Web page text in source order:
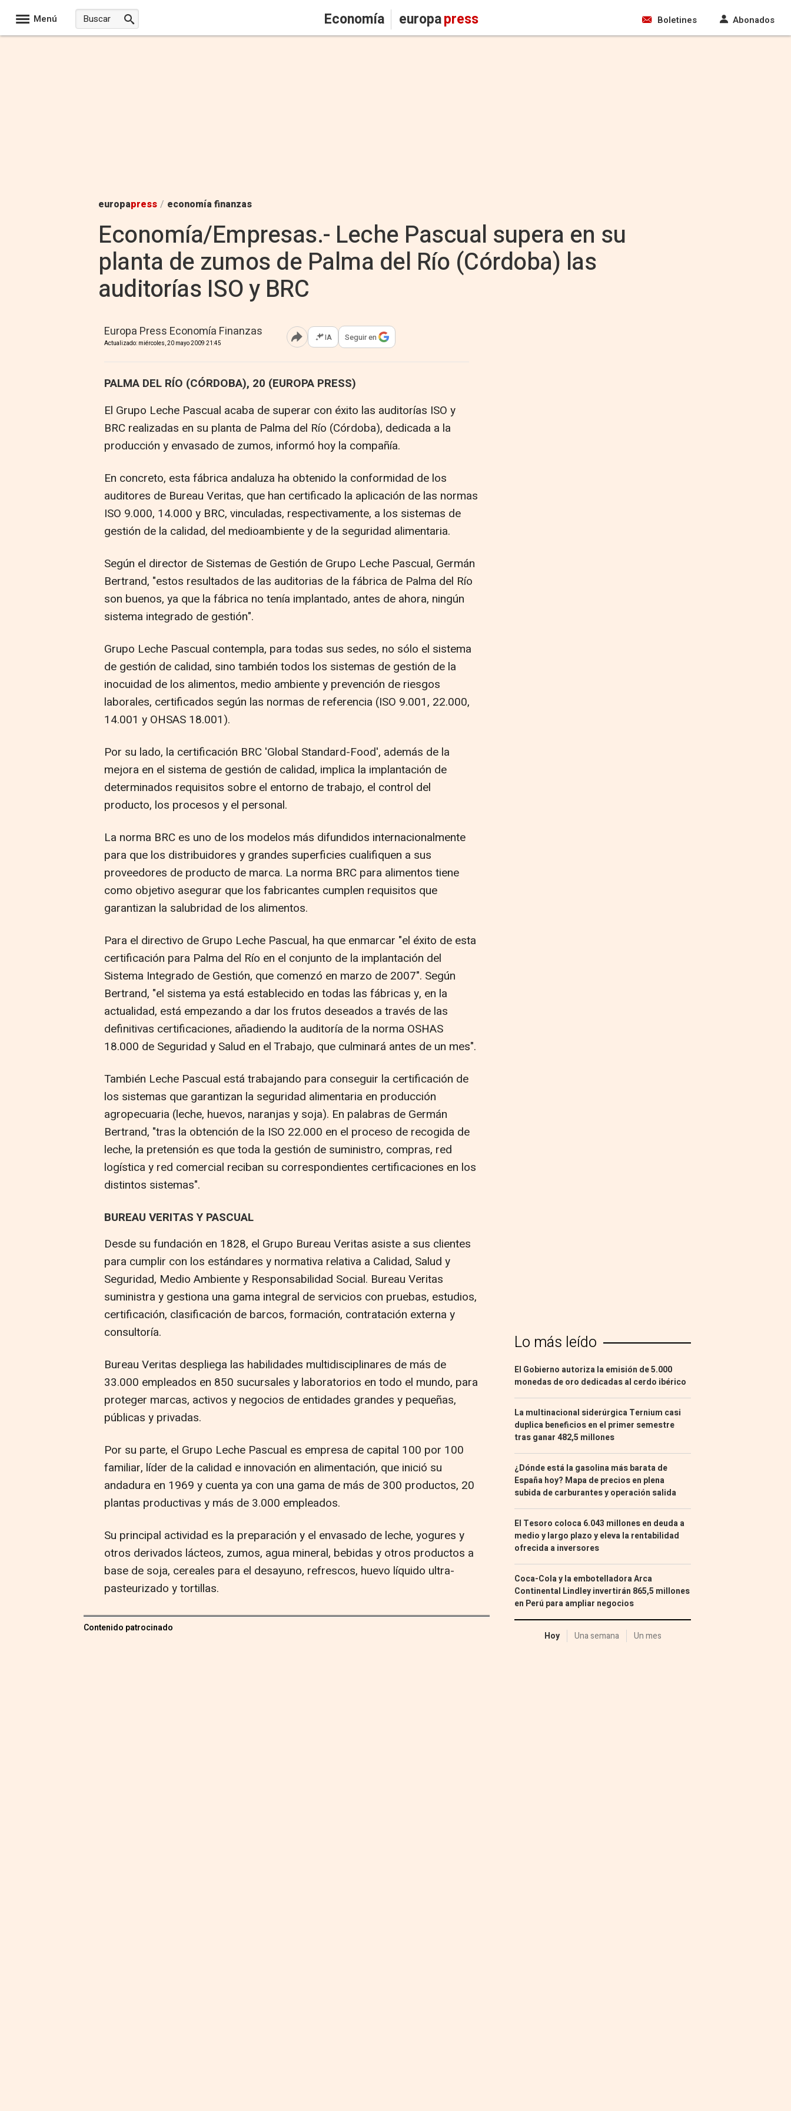
Menú Economía europapress Boletines Abonados
europapress / economía finanzas
Economía/Empresas.- Leche Pascual supera en su
planta de zumos de Palma del Río (Córdoba) las
auditorías ISO y BRC
Europa Press Economía Finanzas
Actualizado: miércoles, 20 mayo 2009 21:45 Abrir opciones para compartir
IA Seguir en
PALMA DEL RÍO (CÓRDOBA), 20 (EUROPA PRESS)
El Grupo Leche Pascual acaba de superar con éxito las auditorías ISO y
BRC realizadas en su planta de Palma del Río (Córdoba), dedicada a la
producción y envasado de zumos, informó hoy la compañía.
En concreto, esta fábrica andaluza ha obtenido la conformidad de los
auditores de Bureau Veritas, que han certificado la aplicación de las normas
ISO 9.000, 14.000 y BRC, vinculadas, respectivamente, a los sistemas de
gestión de la calidad, del medioambiente y de la seguridad alimentaria.
Según el director de Sistemas de Gestión de Grupo Leche Pascual, Germán
Bertrand, "estos resultados de las auditorias de la fábrica de Palma del Río
son buenos, ya que la fábrica no tenía implantado, antes de ahora, ningún
sistema integrado de gestión".
Grupo Leche Pascual contempla, para todas sus sedes, no sólo el sistema
de gestión de calidad, sino también todos los sistemas de gestión de la
inocuidad de los alimentos, medio ambiente y prevención de riesgos
laborales, certificados según las normas de referencia (ISO 9.001, 22.000,
14.001 y OHSAS 18.001).
Por su lado, la certificación BRC 'Global Standard-Food', además de la
mejora en el sistema de gestión de calidad, implica la implantación de
determinados requisitos sobre el entorno de trabajo, el control del
producto, los procesos y el personal.
La norma BRC es uno de los modelos más difundidos internacionalmente
para que los distribuidores y grandes superficies cualifiquen a sus
proveedores de producto de marca. La norma BRC para alimentos tiene
como objetivo asegurar que los fabricantes cumplen requisitos que
garantizan la salubridad de los alimentos.
Para el directivo de Grupo Leche Pascual, ha que enmarcar "el éxito de esta
certificación para Palma del Río en el conjunto de la implantación del
Sistema Integrado de Gestión, que comenzó en marzo de 2007". Según
Bertrand, "el sistema ya está establecido en todas las fábricas y, en la
actualidad, está empezando a dar los frutos deseados a través de las
definitivas certificaciones, añadiendo la auditoría de la norma OSHAS
18.000 de Seguridad y Salud en el Trabajo, que culminará antes de un mes".
También Leche Pascual está trabajando para conseguir la certificación de
los sistemas que garantizan la seguridad alimentaria en producción
agropecuaria (leche, huevos, naranjas y soja). En palabras de Germán
Bertrand, "tras la obtención de la ISO 22.000 en el proceso de recogida de
leche, la pretensión es que toda la gestión de suministro, compras, red
logística y red comercial reciban su correspondientes certificaciones en los
distintos sistemas".
BUREAU VERITAS Y PASCUAL
Desde su fundación en 1828, el Grupo Bureau Veritas asiste a sus clientes
para cumplir con los estándares y normativa relativa a Calidad, Salud y
Seguridad, Medio Ambiente y Responsabilidad Social. Bureau Veritas
suministra y gestiona una gama integral de servicios con pruebas, estudios,
certificación, clasificación de barcos, formación, contratación externa y
consultoría.
Bureau Veritas despliega las habilidades multidisciplinares de más de
33.000 empleados en 850 sucursales y laboratorios en todo el mundo, para
proteger marcas, activos y negocios de entidades grandes y pequeñas,
públicas y privadas.
Por su parte, el Grupo Leche Pascual es empresa de capital 100 por 100
familiar, líder de la calidad e innovación en alimentación, que inició su
andadura en 1969 y cuenta ya con una gama de más de 300 productos, 20
plantas productivas y más de 3.000 empleados.
Su principal actividad es la preparación y el envasado de leche, yogures y
otros derivados lácteos, zumos, agua mineral, bebidas y otros productos a
base de soja, cereales para el desayuno, refrescos, huevo líquido ultra-
pasteurizado y tortillas.
Contenido patrocinado
Lo más leído
El Gobierno autoriza la emisión de 5.000
monedas de oro dedicadas al cerdo ibérico
La multinacional siderúrgica Ternium casi
duplica beneficios en el primer semestre
tras ganar 482,5 millones
¿Dónde está la gasolina más barata de
España hoy? Mapa de precios en plena
subida de carburantes y operación salida
El Tesoro coloca 6.043 millones en deuda a
medio y largo plazo y eleva la rentabilidad
ofrecida a inversores
Coca-Cola y la embotelladora Arca
Continental Lindley invertirán 865,5 millones
en Perú para ampliar negocios
Hoy Una semana Un mes